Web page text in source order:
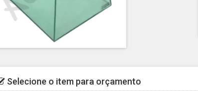
Selecione o item para orçamento